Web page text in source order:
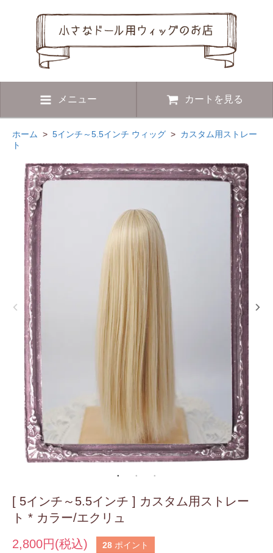
メニュー カートを見る
ホーム > 5インチ～5.5インチ ウィッグ > カスタム用ストレー
ト
[ 5インチ～5.5インチ ] カスタム用ストレー
ト * カラー/エクリュ
2,800円(税込)
28 ポイント